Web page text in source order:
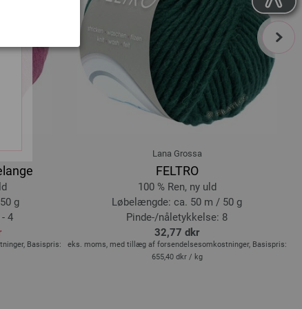
g
4
Basispris:
Lana Grossa
FELTRO
100 % Ren, ny uld
Løbelængde: ca. 50 m / 50 g
Pinde-/nåletykkelse: 8
32,77 dkr
eks. moms, med tillæg af forsendelsesomkostninger, Basispris:
655,40 dkr / kg
next